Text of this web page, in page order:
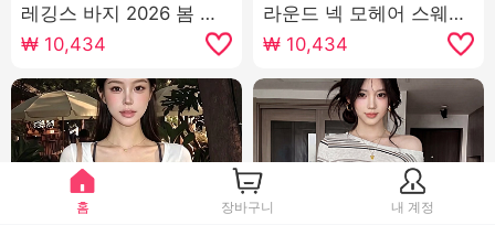
레깅스 바지 2026 봄 여
름 디자인 센스 하이웨이
스트 도루 센스 스트레이
트 루즈핏 캐주얼 바닥 청
소 바지
₩ 10,434
라운드 넥 모헤어 스웨터
여자 가을 겨울 루즈핏 느
긋한 바람 외출용 털이 많
은 니트 맨위
₩ 10,434
홈 장바구니 내 계정